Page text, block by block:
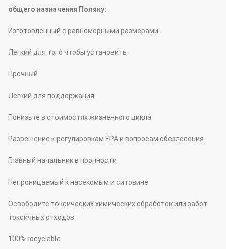
общего назначения Поляку:
Изготовленный с равномерными размерами
Легкий для того чтобы установить
Прочный
Легкий для поддержания
Понизьте в стоимостях жизненного цикла
Разрешение к регулировкам EPA и вопросам обезлесения
Главный начальник в прочности
Непроницаемый к насекомым и ситовине
Освободите токсических химических обработок или забот
токсичных отходов
100% recyclable